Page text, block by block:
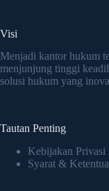
Visi
Menjadi kantor hukum
menjunjung tinggi
solusi hukum yang
Tautan Penting
Kebijakan Privasi
Syarat &